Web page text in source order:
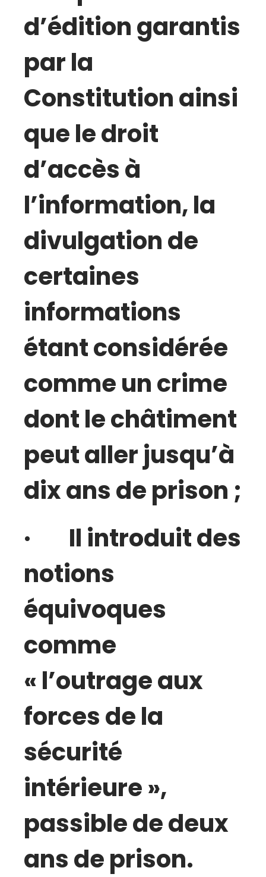
d’édition garantis
par la
Constitution ainsi
que le droit
d’accès à
l’information, la
divulgation de
certaines
informations
étant considérée
comme un crime
dont le châtiment
peut aller jusqu’à
dix ans de prison ;
· Il introduit des
notions
équivoques
comme
« l’outrage aux
forces de la
sécurité
intérieure »,
passible de deux
ans de prison.